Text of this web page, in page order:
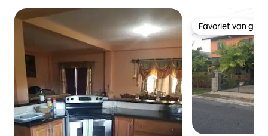
Favoriet van
Favoriet van